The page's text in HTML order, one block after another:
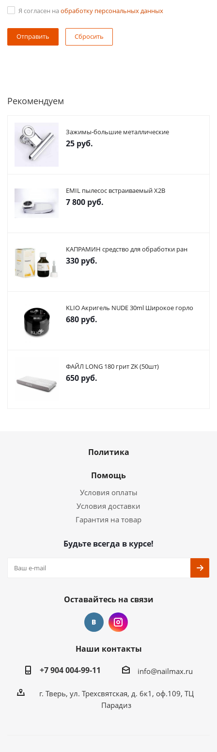
Я согласен на обработку персональных данных
Сбросить
Рекомендуем
Зажимы-большие металлические
25 руб.
EMIL пылесос встраиваемый X2В
7 800 руб.
КАПРАМИН средство для обработки ран
330 руб.
KLIO Акригель NUDE 30ml Широкое горло
680 руб.
ФАЙЛ LONG 180 грит ZK (50шт)
650 руб.
Политика
Помощь
Условия оплаты
Условия доставки
Гарантия на товар
Будьте всегда в курсе!
Оставайтесь на связи
Наши контакты
+7 904 004-99-11
info@nailmax.ru
г. Тверь, ул. Трехсвятская, д. 6к1, оф.109, ТЦ
Парадиз